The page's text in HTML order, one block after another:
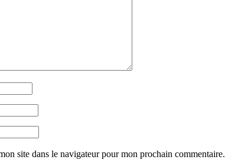
site dans le navigateur pour mon prochain commentaire.